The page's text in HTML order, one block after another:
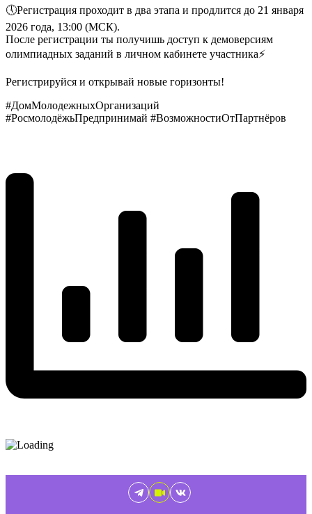
🕔Регистрация проходит в два этапа и продлится до 21 января
2026 года, 13:00 (МСК).
После регистрации ты получишь доступ к демоверсиям
олимпиадных заданий в личном кабинете участника⚡️
Регистрируйся и открывай новые горизонты!
#ДомМолодежныхОрганизаций
#РосмолодёжьПредпринимай #ВозможностиОтПартнёров